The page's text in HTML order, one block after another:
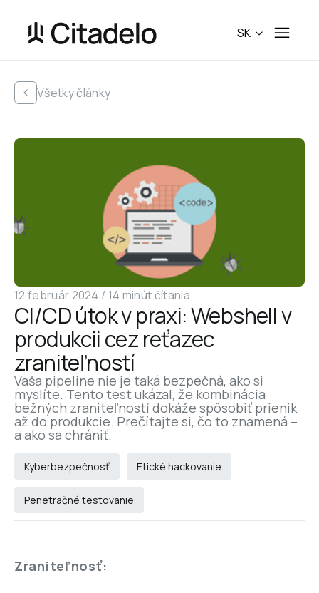
SK
Všetky články
12 február 2024 / 14 minút čítania
CI/CD útok v praxi: Webshell v
produkcii cez reťazec
zraniteľností
Vaša pipeline nie je taká bezpečná, ako si
myslíte. Tento test ukázal, že kombinácia
bežných zraniteľností dokáže spôsobiť prienik
až do produkcie. Prečítajte si, čo to znamená –
a ako sa chrániť.
Kyberbezpečnosť Etické hackovanie
Penetračné testovanie
Zraniteľnosť: